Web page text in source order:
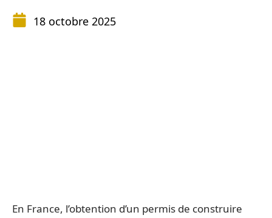
18 octobre 2025
En France, l’obtention d’un permis de construire